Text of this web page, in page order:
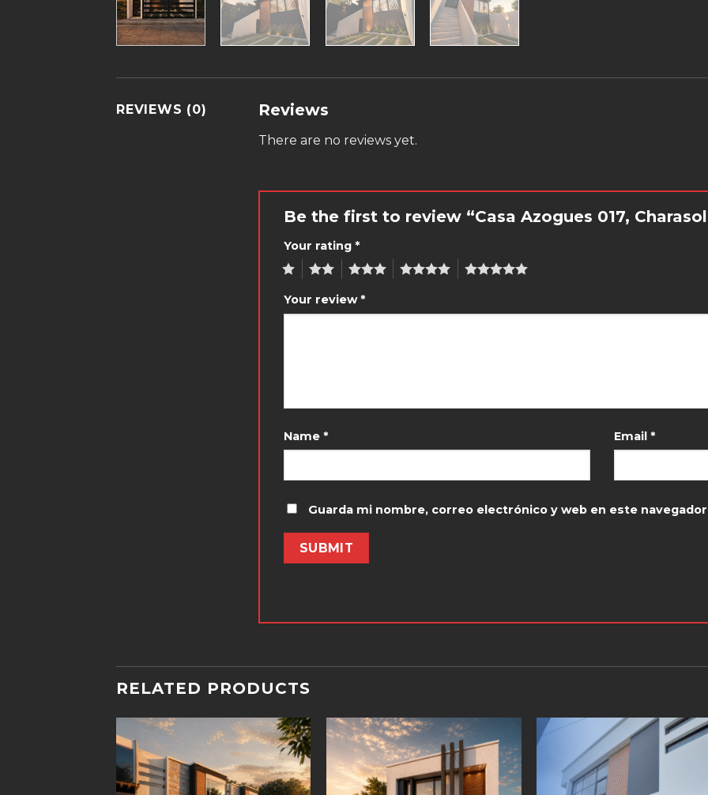
REVIEWS (0) Reviews
There are no reviews yet.
Be the first to review “Casa Azogues 017,
Your rating *
4 5
Your review*
Name * Email *
Guarda mi nombre, correo electrónico y web en este
RELATED PRODUCTS